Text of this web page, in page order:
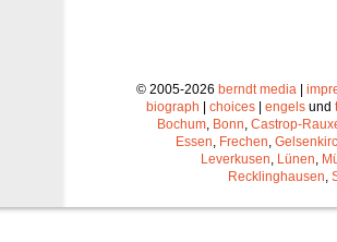
© 2005-2026 berndt media |
biograph | choices | engels und
Bochum Bonn Castrop-
Essen Frechen
Leverkusen Lünen
Recklinghausen